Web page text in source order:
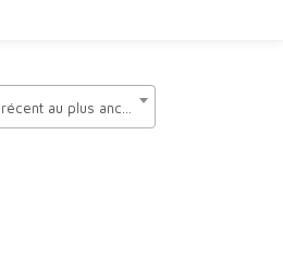
Tri du plus récent au plus ancien